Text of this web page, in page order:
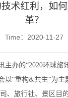
术红利，如
革？
Time：2020-11-27
主办的“2020环球旅
以“重构&共生”为主
、旅行社、景区目